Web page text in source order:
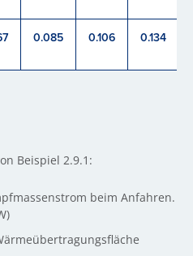
0.085 0.106 0.134
Beispiel 2.9.1:
beim Anfahren.